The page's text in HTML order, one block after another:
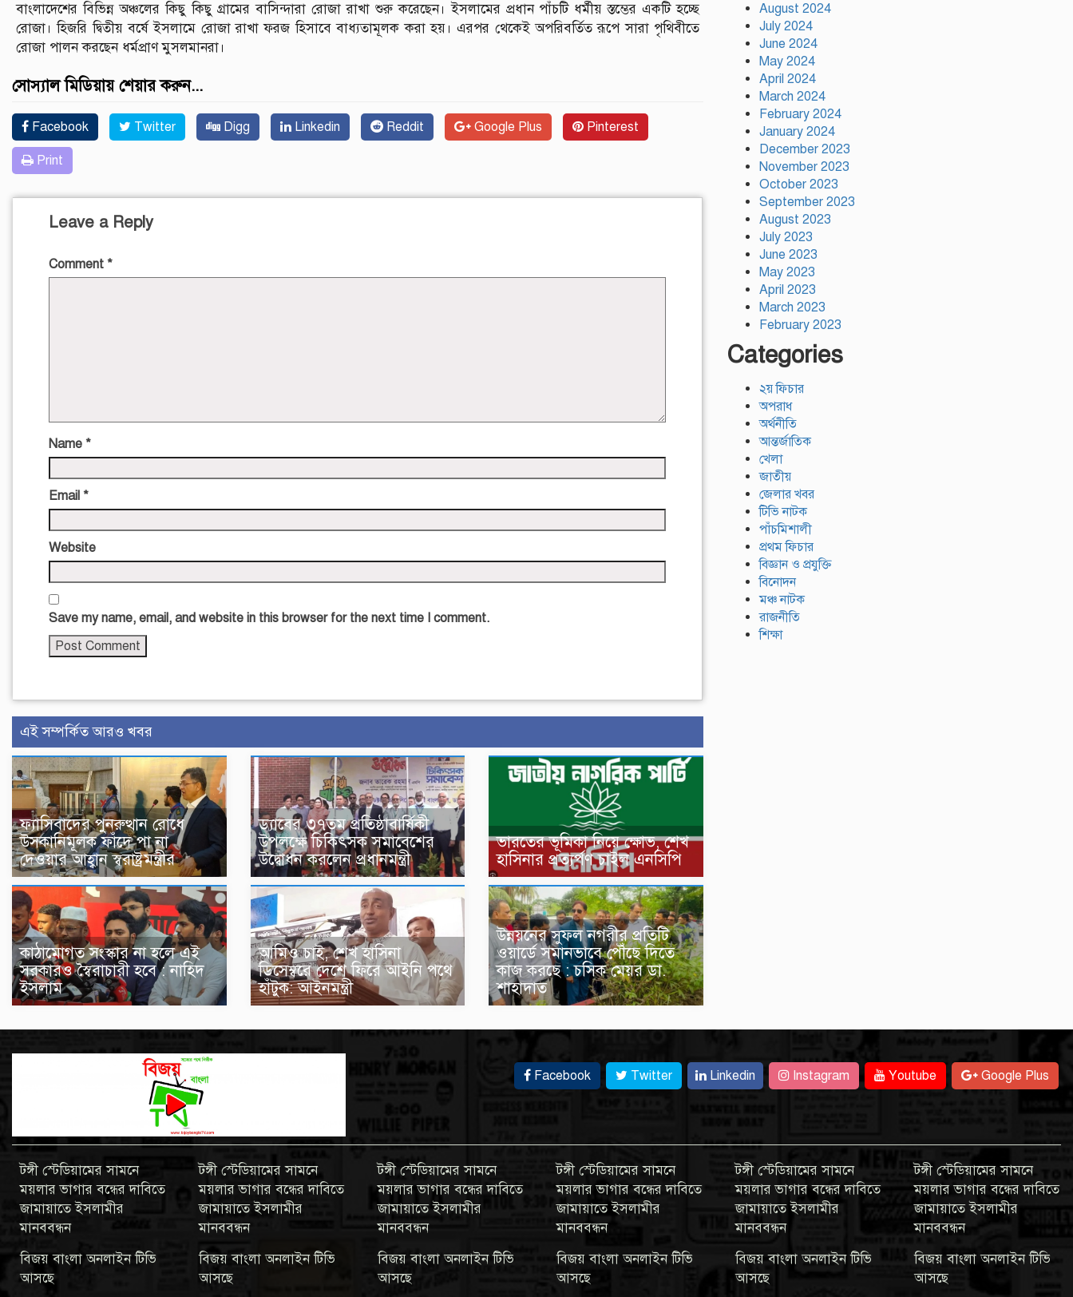
বাংলাদেশের বিভিন্ন অঞ্চলের কিছু কিছু গ্রামের বাসিন্দারা রোজা রাখা শুরু করেছেন। ইসলামের প্রধান পাঁচটি ধর্মীয় স্তম্ভের একটি হচ্ছে
রোজা। হিজরি দ্বিতীয় বর্ষে ইসলামে রোজা রাখা ফরজ হিসাবে বাধ্যতামূলক করা হয়। এরপর থেকেই অপরিবর্তিত রূপে সারা পৃথিবীতে
রোজা পালন করছেন ধর্মপ্রাণ মুসলমানরা।
সোস্যাল মিডিয়ায় শেয়ার করুন...
Facebook Twitter Digg Linkedin Reddit Google Plus Pinterest
Print
Leave a Reply
Comment *
Name *
Email *
Website
Save my name, email, and website in this browser for the next time I comment.
এই সম্পর্কিত আরও খবর
ফ্যাসিবাদের পুনরুত্থান রোধে
উসকানিমূলক ফাঁদে পা না
দেওয়ার আহ্বান স্বরাষ্ট্রমন্ত্রীর
ড্যাবের ৩৭তম প্রতিষ্ঠাবার্ষিকী
উপলক্ষে চিকিৎসক সমাবেশের
উদ্বোধন করলেন প্রধানমন্ত্রী
ভারতের ভূমিকা নিয়ে ক্ষোভ, শেখ
হাসিনার প্রত্যর্পণ চাইল এনসিপি
কাঠামোগত সংস্কার না হলে এই
সরকারও স্বৈরাচারী হবে : নাহিদ
ইসলাম
আমিও চাই, শেখ হাসিনা
ডিসেম্বরে দেশে ফিরে আইনি পথে
হাঁটুক: আইনমন্ত্রী
উন্নয়নের সুফল নগরীর প্রতিটি
ওয়ার্ডে সমানভাবে পৌঁছে দিতে
কাজ করছে : চসিক মেয়র ডা.
শাহাদাত
August 2024
July 2024
June 2024
May 2024
April 2024
March 2024
February 2024
January 2024
December 2023
November 2023
October 2023
September 2023
August 2023
July 2023
June 2023
May 2023
April 2023
March 2023
February 2023
Categories
২য় ফিচার
অপরাধ
অর্থনীতি
আন্তর্জাতিক
খেলা
জাতীয়
জেলার খবর
টিভি নাটক
পাঁচমিশালী
প্রথম ফিচার
বিজ্ঞান ও প্রযুক্তি
বিনোদন
মঞ্চ নাটক
রাজনীতি
শিক্ষা
Facebook Twitter Linkedin Instagram Youtube Google Plus
টঙ্গী স্টেডিয়ামের সামনে
ময়লার ভাগার বন্ধের দাবিতে
জামায়াতে ইসলামীর
মানববন্ধন
বিজয় বাংলা অনলাইন টিভি
আসছে
টঙ্গী স্টেডিয়ামের সামনে
ময়লার ভাগার বন্ধের দাবিতে
জামায়াতে ইসলামীর
মানববন্ধন
বিজয় বাংলা অনলাইন টিভি
আসছে
টঙ্গী স্টেডিয়ামের সামনে
ময়লার ভাগার বন্ধের দাবিতে
জামায়াতে ইসলামীর
মানববন্ধন
বিজয় বাংলা অনলাইন টিভি
আসছে
টঙ্গী স্টেডিয়ামের সামনে
ময়লার ভাগার বন্ধের দাবিতে
জামায়াতে ইসলামীর
মানববন্ধন
বিজয় বাংলা অনলাইন টিভি
আসছে
টঙ্গী স্টেডিয়ামের সামনে
ময়লার ভাগার বন্ধের দাবিতে
জামায়াতে ইসলামীর
মানববন্ধন
বিজয় বাংলা অনলাইন টিভি
আসছে
টঙ্গী স্টেডিয়ামের সামনে
ময়লার ভাগার বন্ধের দাবিতে
জামায়াতে ইসলামীর
মানববন্ধন
বিজয় বাংলা অনলাইন টিভি
আসছে